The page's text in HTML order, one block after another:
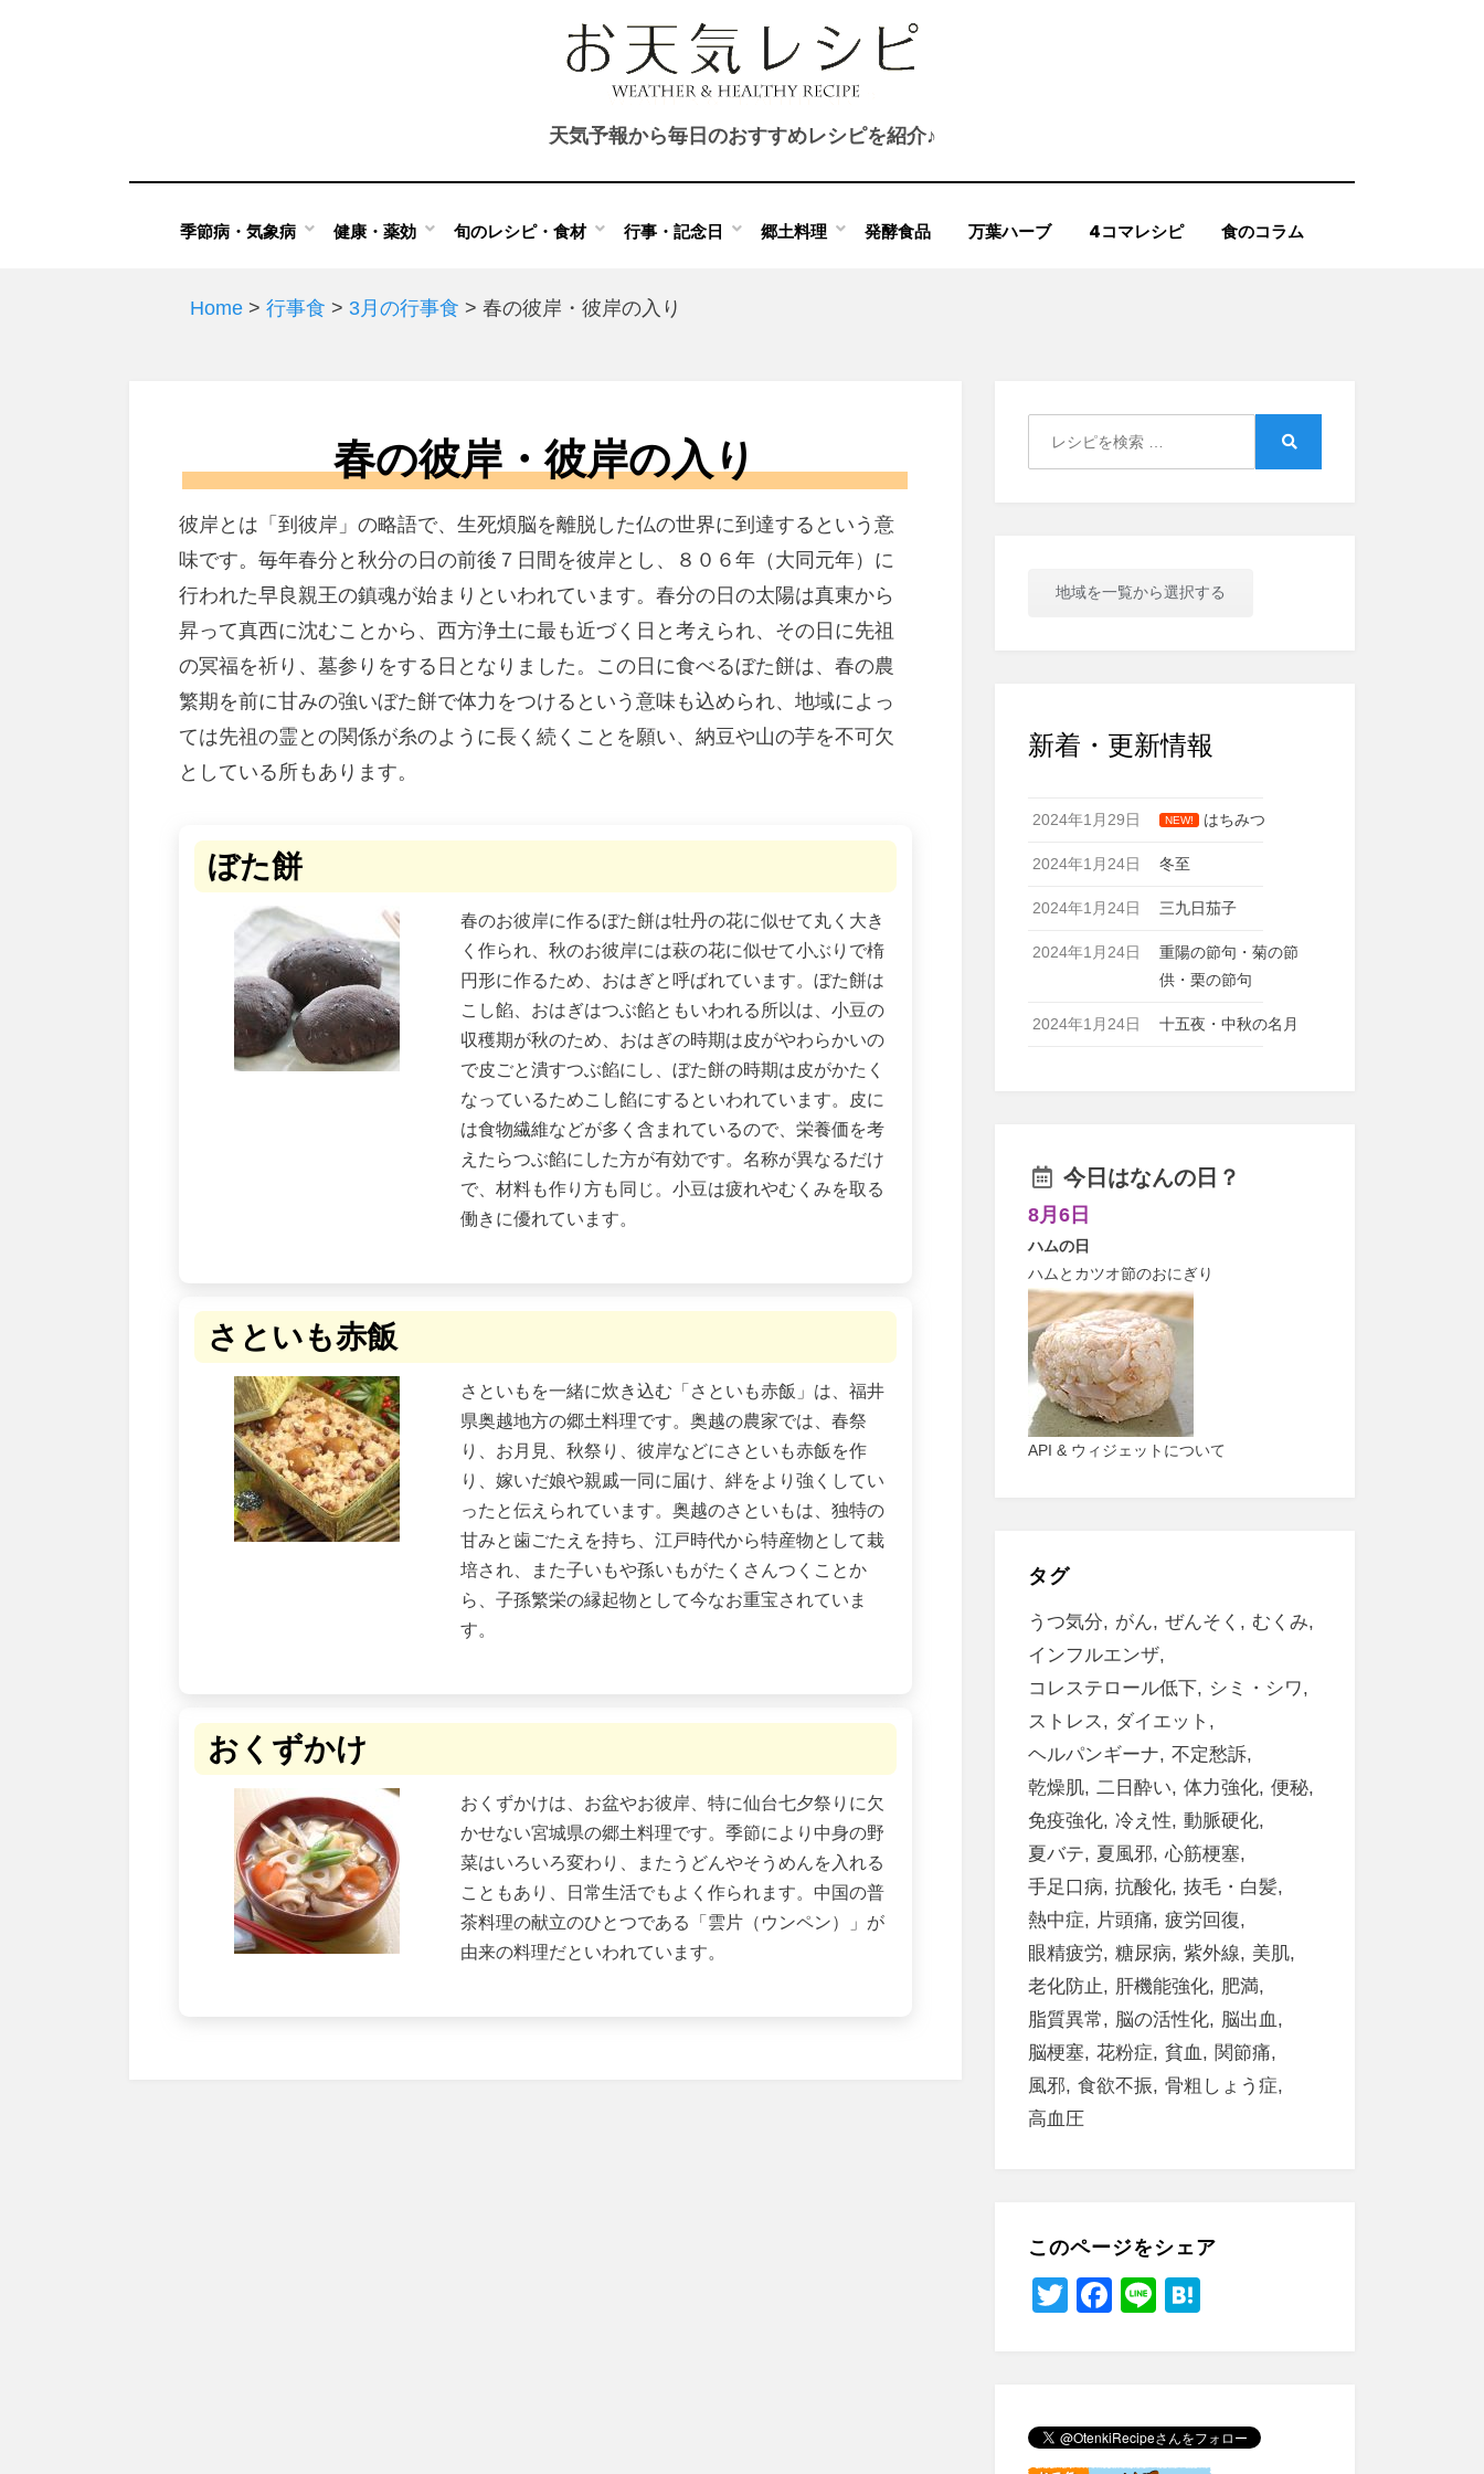
天気予報から毎日のおすすめレシピを紹介♪
季節病・気象病 健康・薬効 旬のレシピ・食材 行事・記念日 郷土料理 発酵食品 万葉ハーブ 4コマレシピ 食のコラム
Home > 行事食 > 3月の行事食 > 春の彼岸・彼岸の入り
春の彼岸・彼岸の入り
彼岸とは「到彼岸」の略語で、生死煩脳を離脱した仏の世界に到達するという意
味です。毎年春分と秋分の日の前後７日間を彼岸とし、８０６年（大同元年）に
行われた早良親王の鎮魂が始まりといわれています。春分の日の太陽は真東から
昇って真西に沈むことから、西方浄土に最も近づく日と考えられ、その日に先祖
の冥福を祈り、墓参りをする日となりました。この日に食べるぼた餅は、春の農
繁期を前に甘みの強いぼた餅で体力をつけるという意味も込められ、地域によっ
ては先祖の霊との関係が糸のように長く続くことを願い、納豆や山の芋を不可欠
としている所もあります。
ぼた餅
春のお彼岸に作るぼた餅は牡丹の花に似せて丸く大き
く作られ、秋のお彼岸には萩の花に似せて小ぶりで楕
円形に作るため、おはぎと呼ばれています。ぼた餅は
こし餡、おはぎはつぶ餡ともいわれる所以は、小豆の
収穫期が秋のため、おはぎの時期は皮がやわらかいの
で皮ごと潰すつぶ餡にし、ぼた餅の時期は皮がかたく
なっているためこし餡にするといわれています。皮に
は食物繊維などが多く含まれているので、栄養価を考
えたらつぶ餡にした方が有効です。名称が異なるだけ
で、材料も作り方も同じ。小豆は疲れやむくみを取る
働きに優れています。
さといも赤飯
さといもを一緒に炊き込む「さといも赤飯」は、福井
県奥越地方の郷土料理です。奥越の農家では、春祭
り、お月見、秋祭り、彼岸などにさといも赤飯を作
り、嫁いだ娘や親戚一同に届け、絆をより強くしてい
ったと伝えられています。奥越のさといもは、独特の
甘みと歯ごたえを持ち、江戸時代から特産物として栽
培され、また子いもや孫いもがたくさんつくことか
ら、子孫繁栄の縁起物として今なお重宝されていま
す。
おくずかけ
おくずかけは、お盆やお彼岸、特に仙台七夕祭りに欠
かせない宮城県の郷土料理です。季節により中身の野
菜はいろいろ変わり、またうどんやそうめんを入れる
こともあり、日常生活でもよく作られます。中国の普
茶料理の献立のひとつである「雲片（ウンペン）」が
由来の料理だといわれています。
地域を一覧から選択する
新着・更新情報
2024年1月29日 NEW! はちみつ
2024年1月24日 冬至
2024年1月24日 三九日茄子
2024年1月24日
重陽の節句・菊の節
供・栗の節句
2024年1月24日 十五夜・中秋の名月
今日はなんの日？
8月6日
ハムの日
ハムとカツオ節のおにぎり
API & ウィジェットについて
タグ
うつ気分 がん ぜんそく
むくみ
インフルエンザ
コレステロール低下
シミ・シワ
ストレス
ダイエット
ヘルパンギーナ
不定愁訴
乾燥肌 二日酔い 体力強化 便秘
免疫強化 冷え性
動脈硬化
夏バテ
夏風邪
心筋梗塞
手足口病
抗酸化 抜毛・白髪
熱中症
片頭痛
疲労回復
眼精疲労
糖尿病 紫外線
美肌
老化防止
肝機能強化
肥満
脂質異常
脳の活性化
脳出血
脳梗塞
花粉症 貧血
関節痛
風邪
食欲不振
骨粗しょう症
高血圧
このページをシェア
T
F
b
Li
a